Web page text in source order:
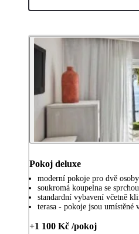
Pokoj deluxe
moderní pokoje pro dvě
soukromá koupelna se
standardní vybavení včetně
terasa - pokoje jsou umístěné
+1 100 Kč /pokoj